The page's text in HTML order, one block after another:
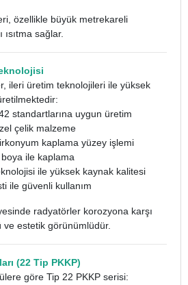
özellikle büyük metrekareli
sağlar.
ileri üretim teknolojileri ile yüksek
standartlarına uygun üretim
çelik malzeme
kaplama yüzey işlemi
ile kaplama
ile yüksek kaynak kalitesi
ile güvenli kullanım
radyatörler korozyona karşı
ve estetik görünümlüdür.
(22 Tip PKKP)
göre Tip 22 PKKP serisi: